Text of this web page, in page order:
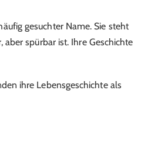
gesuchter Name. Sie steht
spürbar ist. Ihre Geschichte
ihre Lebensgeschichte als